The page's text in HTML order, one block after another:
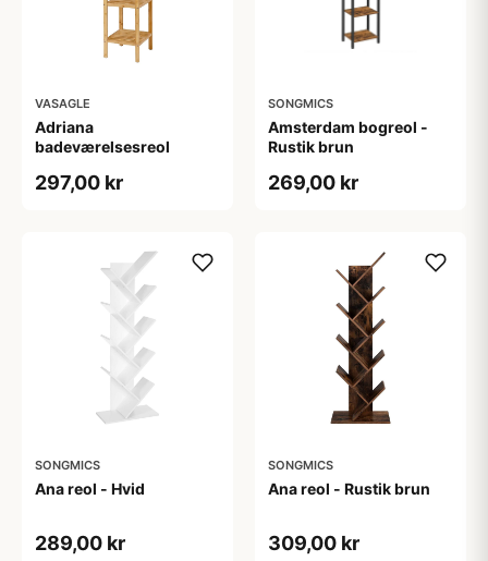
VASAGLE
Adriana
badeværelsesreol
297,00 kr
SONGMICS
Amsterdam bogreol -
Rustik brun
269,00 kr
SONGMICS
Ana reol - Hvid
289,00 kr
SONGMICS
Ana reol - Rustik brun
309,00 kr